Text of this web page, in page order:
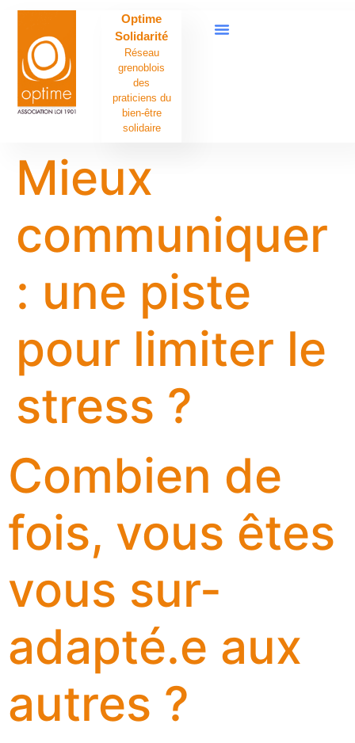
Optime
Solidarité
Réseau
grenoblois
des
praticiens du
bien-être
solidaire
Mieux
communiquer
: une piste
pour limiter le
stress ?
Combien de
fois, vous êtes
vous sur-
adapté.e aux
autres ?